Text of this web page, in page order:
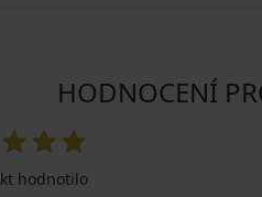
HODNOCENÍ
hodnotilo